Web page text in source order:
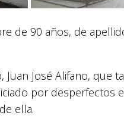
de 90 años, de
Juan José Alifano, que
por desperfectos
ella.